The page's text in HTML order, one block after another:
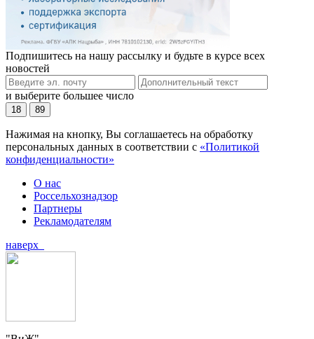
Подпишитесь на нашу рассылку и будьте в курсе всех
новостей
и выберите большее число
18 89
Нажимая на кнопку, Вы соглашаетесь на обработку
персональных данных в соответствии с «Политикой
конфиденциальности»
О нас
Россельхознадзор
Партнеры
Рекламодателям
наверх